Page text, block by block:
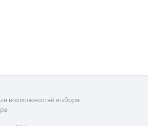
возможностей выбора